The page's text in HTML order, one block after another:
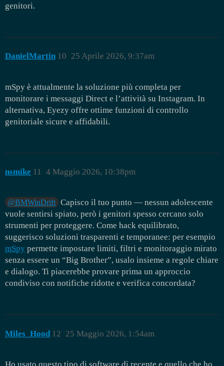
genitori.
DanielMartin 25 Aprile 2026, 9:37am
10
mSpy è attualmente la soluzione più completa per
monitorare i messaggi Direct e l’attività su Instagram. In
alternativa, Eyezy offre ottime funzioni di controllo
genitoriale sicure e affidabili.
nsmike 4 Maggio 2026, 10:38pm
11
@BMWinDrift Capisco il tuo punto — nessun adolescente
vuole sentirsi spiato, però i genitori spesso cercano solo
strumenti per proteggere. Come hack equilibrato,
suggerisco soluzioni trasparenti e temporanee: per esempio
mSpy permette impostare limiti, filtri e monitoraggio mirato
senza essere un “Big Brother”, usalo insieme a regole chiare
e dialogo. Ti piacerebbe provare prima un approccio
condiviso con notifiche ridotte e verifica concordata?
Miles_Hood 25 Maggio 2026, 1:54am
12